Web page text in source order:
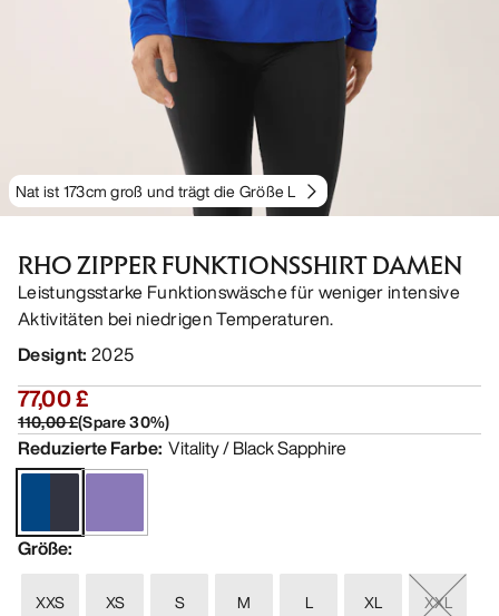
Nat ist 173cm groß und trägt die Größe L
RHO ZIPPER FUNKTIONSSHIRT DAMEN
Leistungsstarke Funktionswäsche für weniger intensive
Aktivitäten bei niedrigen Temperaturen.
Designt: 2025
77,00 £
110,00 £(Spare30%)
Reduzierte Farbe: Vitality / Black Sapphire
Größe:
XXS XS S M L XL
XXL